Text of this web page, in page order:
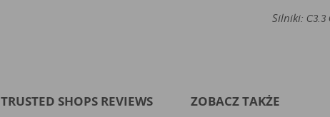
Silniki: C3.3
TRUSTED SHOPS REVIEWS ZOBACZ TAKŻE